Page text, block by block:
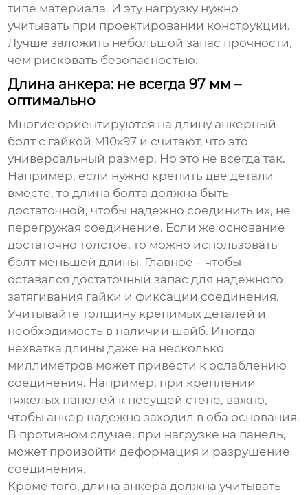
типе материала. И эту нагрузку нужно
учитывать при проектировании конструкции.
Лучше заложить небольшой запас прочности,
чем рисковать безопасностью.
Длина анкера: не всегда 97 мм –
оптимально
Многие ориентируются на длину анкерный
болт с гайкой М10х97 и считают, что это
универсальный размер. Но это не всегда так.
Например, если нужно крепить две детали
вместе, то длина болта должна быть
достаточной, чтобы надежно соединить их, не
перегружая соединение. Если же основание
достаточно толстое, то можно использовать
болт меньшей длины. Главное – чтобы
оставался достаточный запас для надежного
затягивания гайки и фиксации соединения.
Учитывайте толщину крепимых деталей и
необходимость в наличии шайб. Иногда
нехватка длины даже на несколько
миллиметров может привести к ослаблению
соединения. Например, при креплении
тяжелых панелей к несущей стене, важно,
чтобы анкер надежно заходил в оба основания.
В противном случае, при нагрузке на панель,
может произойти деформация и разрушение
соединения.
Кроме того, длина анкера должна учитывать